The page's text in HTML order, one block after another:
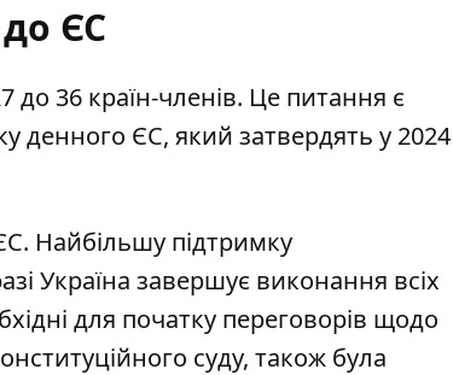
ЄС
36 країн-членів. Це питання є
денного ЄС, який затвердять у 2024
Найбільшу підтримку
Україна завершує виконання всіх
для початку переговорів щодо
суду, також була